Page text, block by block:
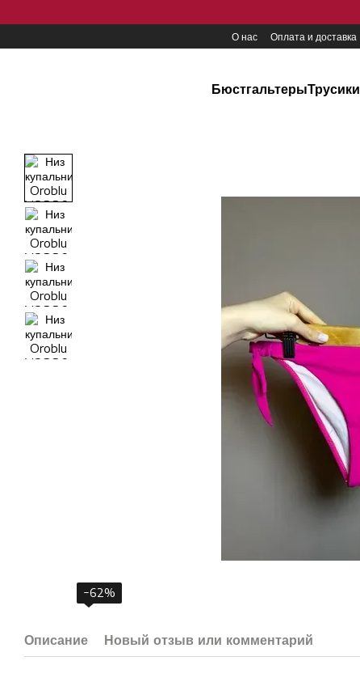
О нас Оплата и доставка
БюстгальтерыТрусики
−62%
Описание Новый отзыв или комментарий